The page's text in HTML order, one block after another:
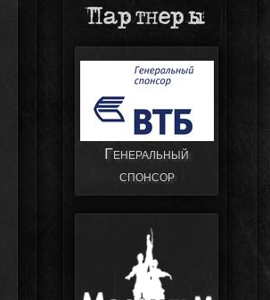
Партнеры
Генеральный
спонсор